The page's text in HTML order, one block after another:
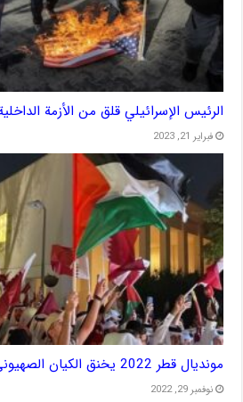
الرئيس الإسرائيلي قلق من الأزمة
فبراير 21, 2023
مونديال قطر 2022 يخنق الكيان الصهيوني ويعزله
نوفمبر 29, 2022